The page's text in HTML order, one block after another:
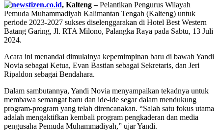
, Kalteng –Pelantikan Pengurus Wilayah
Pemuda Muhammadiyah Kalimantan Tengah (Kalteng) untuk
periode 2023-2027 sukses diselenggarakan di Hotel Best Western
Batang Garing, Jl. RTA Milono, Palangka Raya pada Sabtu, 13 Juli
2024.
Acara ini menandai dimulainya kepemimpinan baru di bawah Yandi
Novia sebagai Ketua, Evan Bastian sebagai Sekretaris, dan Jeri
Ripaldon sebagai Bendahara.
Dalam sambutannya, Yandi Novia menyampaikan tekadnya untuk
membawa semangat baru dan ide-ide segar dalam mendukung
program-program yang telah direncanakan. “Salah satu fokus utama
adalah mengaktifkan kembali program pengkaderan dan media
pengusaha Pemuda Muhammadiyah,” ujar Yandi.